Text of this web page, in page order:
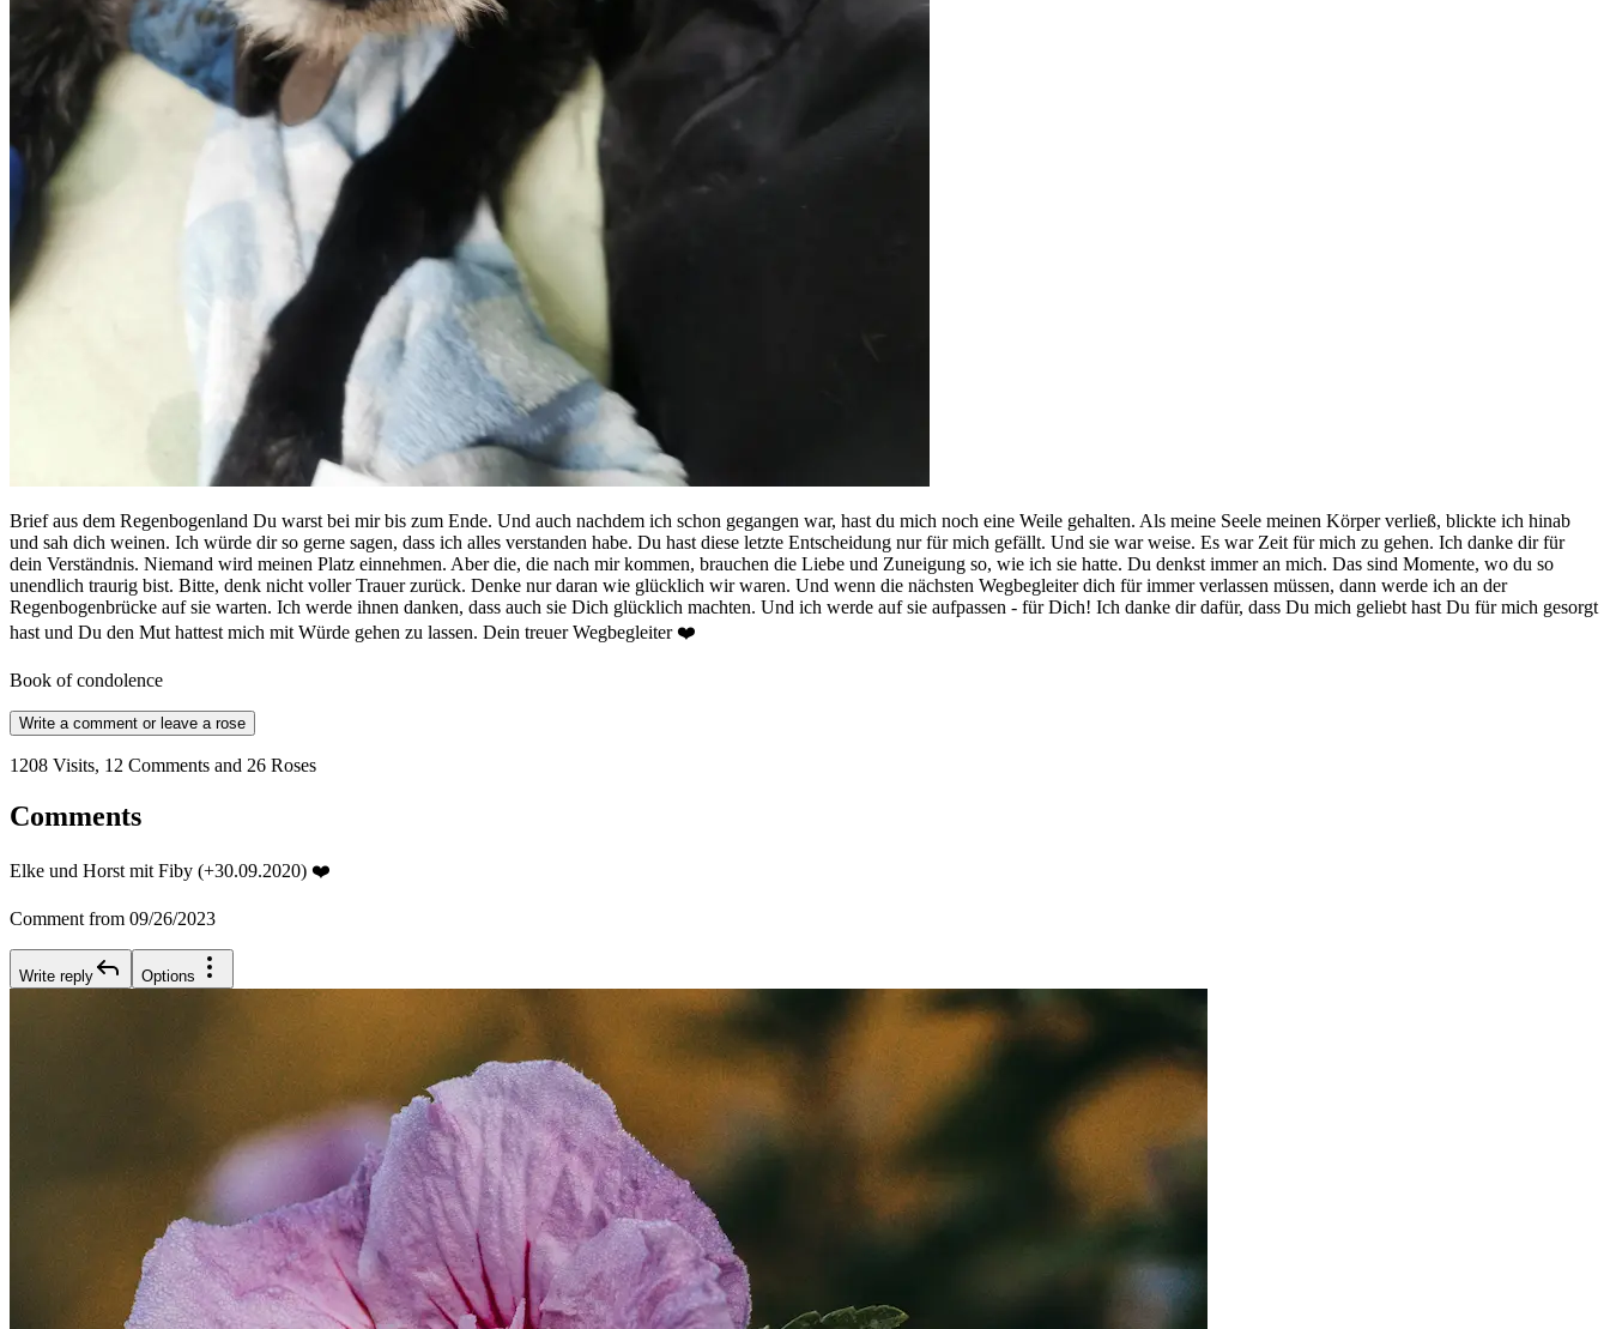
Brief aus dem Regenbogenland Du warst bei mir bis zum Ende. Und auch nachdem ich schon gegangen war, hast du mich noch eine Weile gehalten. Als meine Seele meinen Körper verließ, blickte ich hinab
und sah dich weinen. Ich würde dir so gerne sagen, dass ich alles verstanden habe. Du hast diese letzte Entscheidung nur für mich gefällt. Und sie war weise. Es war Zeit für mich zu gehen. Ich danke dir für
dein Verständnis. Niemand wird meinen Platz einnehmen. Aber die, die nach mir kommen, brauchen die Liebe und Zuneigung so, wie ich sie hatte. Du denkst immer an mich. Das sind Momente, wo du so
unendlich traurig bist. Bitte, denk nicht voller Trauer zurück. Denke nur daran wie glücklich wir waren. Und wenn die nächsten Wegbegleiter dich für immer verlassen müssen, dann werde ich an der
Regenbogenbrücke auf sie warten. Ich werde ihnen danken, dass auch sie Dich glücklich machten. Und ich werde auf sie aufpassen - für Dich! Ich danke dir dafür, dass Du mich geliebt hast Du für mich gesorgt
hast und Du den Mut hattest mich mit Würde gehen zu lassen. Dein treuer Wegbegleiter ❤️
Book of condolence
Write a comment or leave a rose
1208 Visits, 12 Comments and 26 Roses
Comments
Elke und Horst mit Fiby (+30.09.2020) ❤️
Comment from 09/26/2023
Write reply Options